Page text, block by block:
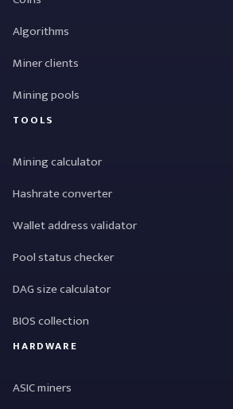
Algorithms
Miner clients
Mining pools
TOOLS
Mining calculator
Hashrate converter
Wallet address validator
Pool status checker
DAG size calculator
BIOS collection
HARDWARE
ASIC miners